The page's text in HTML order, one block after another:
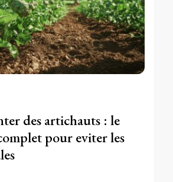
des artichauts : le
pour eviter les